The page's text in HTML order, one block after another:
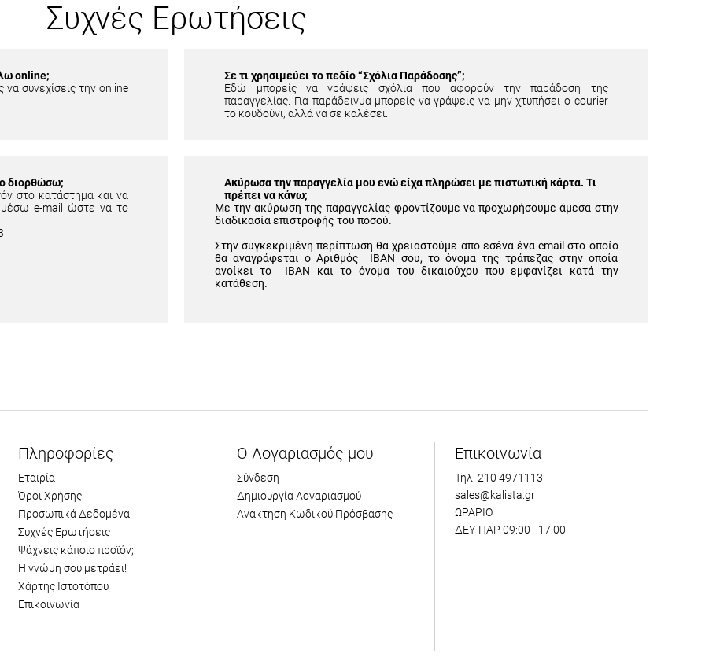
Συχνές Ερωτήσεις
online;
συνεχίσεις την online
Σε τι χρησιμεύει το πεδίο “Σχόλια Παράδοσης”;
Εδώ μπορείς να γράψεις σχόλια που αφορούν την παράδοση της
παραγγελίας. Για παράδειγμα μπορείς να γράψεις να μην χτυπήσει ο courier
το κουδούνι, αλλά να σε καλέσει.
διορθώσω;
στο κατάστημα και να
μέσω e-mail ώστε να το
Ακύρωσα την παραγγελία μου ενώ είχα πληρώσει με πιστωτική κάρτα. Τι
πρέπει να κάνω;
Με την ακύρωση της παραγγελίας φροντίζουμε να προχωρήσουμε άμεσα στην
διαδικασία επιστροφής του ποσού.
Στην συγκεκριμένη περίπτωση θα χρειαστούμε απο εσένα ένα email στο οποίο
θα αναγράφεται ο Αριθμός IBAN σου, το όνομα της τράπεζας στην οποία
ανοίκει το IBAN και το όνομα του δικαιούχου που εμφανίζει κατά την
κατάθεση.
Πληροφορίες
Εταιρία
Όροι Χρήσης
Προσωπικά Δεδομένα
Συχνές Ερωτήσεις
Ψάχνεις κάποιο προϊόν;
Η γνώμη σου μετράει!
Χάρτης Ιστοτόπου
Επικοινωνία
Ο Λογαριασμός μου
Σύνδεση
Δημιουργία Λογαριασμού
Ανάκτηση Κωδικού Πρόσβασης
Επικοινωνία
Τηλ: 210 4971113
sales@kalista.gr
ΩΡΑΡΙΟ
ΔΕΥ-ΠΑΡ 09:00 - 17:00